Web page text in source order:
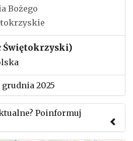
Bożego
Świętokrzyski)
2025
Poinformuj